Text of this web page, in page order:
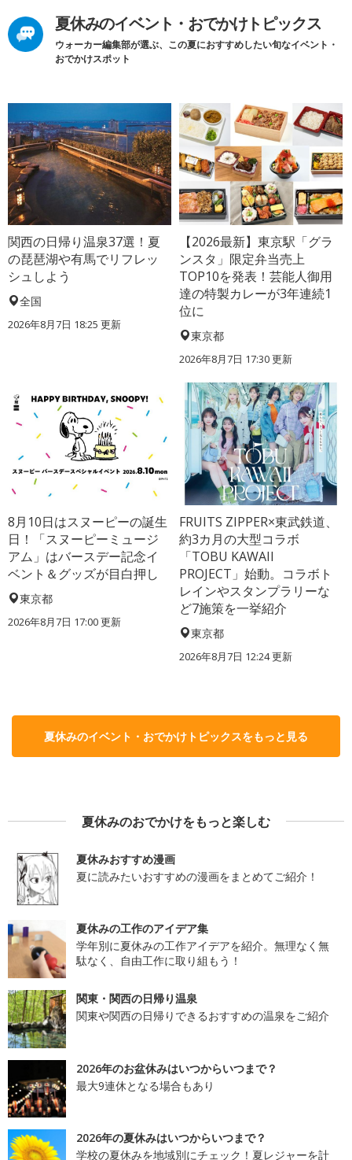
夏休みのイベント・おでかけトピックス
ウォーカー編集部が選ぶ、この夏におすすめしたい旬なイベント・
おでかけスポット
関西の日帰り温泉37選！夏
の琵琶湖や有馬でリフレッ
シュしよう
全国
2026年8月7日 18:25 更新
【2026最新】東京駅「グラ
ンスタ」限定弁当売上
TOP10を発表！芸能人御用
達の特製カレーが3年連続1
位に
東京都
2026年8月7日 17:30更新
8月10日はスヌーピーの誕生
日！「スヌーピーミュージ
アム」はバースデー記念イ
ベント＆グッズが目白押し
東京都
2026年8月7日 17:00更新
FRUITS ZIPPER×東武鉄道、
約3カ月の大型コラボ
「TOBU KAWAII
PROJECT」始動。コラボト
レインやスタンプラリーな
ど7施策を一挙紹介
東京都
2026年8月7日 12:24更新
夏休みのイベント・おでかけトピックスをもっと見る
夏休みのおでかけをもっと楽しむ
夏休みおすすめ漫画
夏に読みたいおすすめの漫画をまとめてご紹介！
夏休みの工作のアイデア集
学年別に夏休みの工作アイデアを紹介。無理なく無
駄なく、自由工作に取り組もう！
関東・関西の日帰り温泉
関東や関西の日帰りできるおすすめの温泉をご紹介
2026年のお盆休みはいつからいつまで？
最大9連休となる場合もあり
2026年の夏休みはいつからいつまで？
学校の夏休みを地域別にチェック！夏レジャーを計